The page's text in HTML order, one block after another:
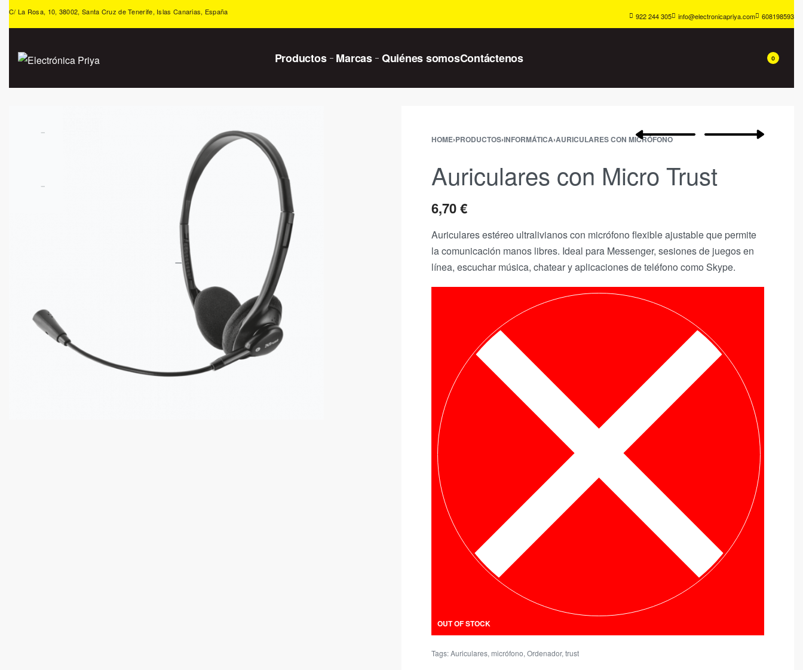
C/ La Rosa, 10, 38002, Santa Cruz de Tenerife, Islas Canarias, España 922 244 305 info@electronicapriya.com 608198593
Productos Marcas Quiénes somosContáctenos 0
HOME›PRODUCTOS›INFORMÁTICA›AURICULARES CON MICRÓFONO
Auriculares con Micro Trust
6,70€
Auriculares estéreo ultralivianos con micrófono flexible ajustable que permite
la comunicación manos libres. Ideal para Messenger, sesiones de juegos en
línea, escuchar música, chatear y aplicaciones de teléfono como Skype.
OUT OF STOCK
Tags:Auriculares, micrófono, Ordenador, trust